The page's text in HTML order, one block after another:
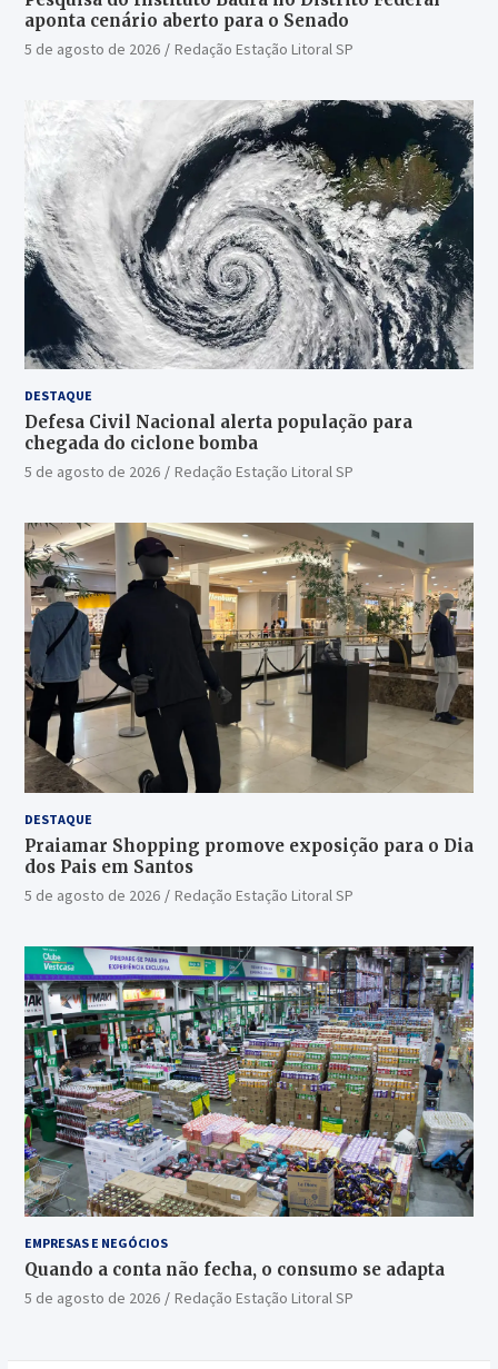
aponta cenário aberto para o Senado
5 de agosto de 2026 Redação Estação Litoral SP
DESTAQUE
Defesa Civil Nacional alerta população para
chegada do ciclone bomba
5 de agosto de 2026 Redação Estação Litoral SP
DESTAQUE
Praiamar Shopping promove exposição para o Dia
dos Pais em Santos
5 de agosto de 2026 Redação Estação Litoral SP
EMPRESAS E NEGÓCIOS
Quando a conta não fecha, o consumo se adapta
5 de agosto de 2026 Redação Estação Litoral SP